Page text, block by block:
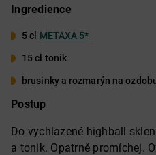
Ingredience
5 cl METAXA 5*
15 cl tonik
brusinky a rozmarýn na
Postup
Do vychlazené highball
a tonik. Opatrně promíchej.